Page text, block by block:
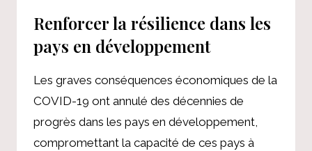
DU
CAMPUS
Renforcer la résilience dans les
pays en développement
Les graves conséquences économiques de la
COVID-19 ont annulé des décennies de
progrès dans les pays en développement,
compromettant la capacité de ces pays à